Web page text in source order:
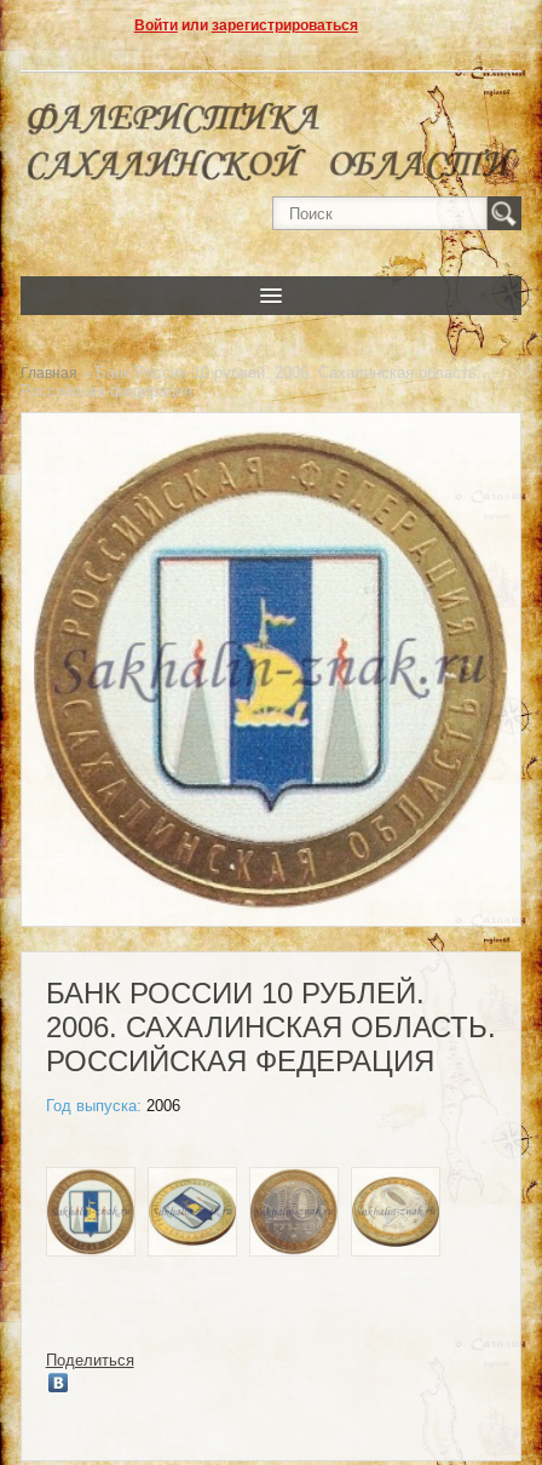
Войтиили зарегистрироваться
Главная » Банк России 10 рублей. 2006. Сахалинская область.
Российская федерация
БАНК РОССИИ 10 РУБЛЕЙ.
2006. САХАЛИНСКАЯ ОБЛАСТЬ.
РОССИЙСКАЯ ФЕДЕРАЦИЯ
Год выпуска: 2006
Поделиться